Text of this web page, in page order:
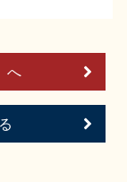
酒会
へ